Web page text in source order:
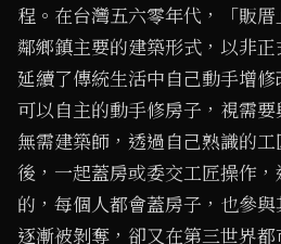
程。在台灣五六零年代，「販
鄰鄉鎮主要的建築形式，以非正
延續了傳統生活中自己動手增
可以自主的動手修房子，視需要
無需建築師，透過自己熟識的
後，一起蓋房或委交工匠操作
的，每個人都會蓋房子，也參
逐漸被剝奪，卻又在第三世界